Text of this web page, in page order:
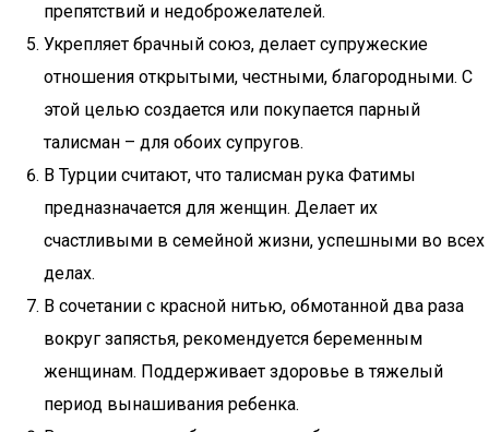
препятствий и недоброжелателей.
Укрепляет брачный союз, делает супружеские
отношения открытыми, честными, благородными. С
этой целью создается или покупается парный
талисман – для обоих супругов.
В Турции считают, что талисман рука Фатимы
предназначается для женщин. Делает их
счастливыми в семейной жизни, успешными во всех
делах.
В сочетании с красной нитью, обмотанной два раза
вокруг запястья, рекомендуется беременным
женщинам. Поддерживает здоровье в тяжелый
период вынашивания ребенка.